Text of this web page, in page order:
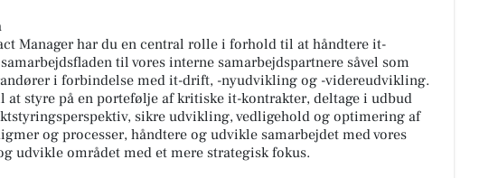
Manager har du en central rolle i forhold til at håndtere it-
til vores interne samarbejdspartnere såvel som
i forbindelse med it-drift, -nyudvikling og -videreudvikling.
at styre på en portefølje af kritiske it-kontrakter, deltage i udbud
sikre udvikling, vedligehold og optimering af
og processer, håndtere og udvikle samarbejdet med vores
udvikle området med et mere strategisk fokus.